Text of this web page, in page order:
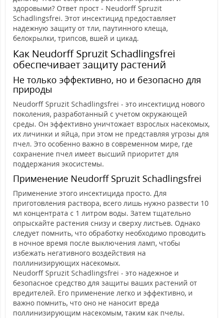
здоровыми? Ответ прост - Neudorff Spruzit
Schadlingsfrei. Этот инсектицид предоставляет
надежную защиту от тли, паутинного клеща,
белокрылки, трипсов, вшей и цикад.
Как Neudorff Spruzit Schadlingsfrei
обеспечивает защиту растений
Не только эффективно, но и безопасно для
природы
Neudorff Spruzit Schadlingsfrei - это инсектицид нового
поколения, разработанный с учетом окружающей
среды. Он эффективно уничтожает взрослых насекомых,
их личинки и яйца, при этом не представляя угрозы для
пчел. Это особенно важно в современном мире, где
сохранение пчел имеет высший приоритет для
поддержания экосистемы.
Применение Neudorff Spruzit Schadlingsfrei
Применение этого инсектицида просто. Для
приготовления раствора, всего лишь нужно развести 10
мл концентрата с 1 литром воды. Затем тщательно
опрыскайте растения снизу и сверху листьев. Однако
следует помнить, что обработку необходимо проводить
в ночное время после выключения ламп, чтобы
избежать негативного воздействия на
поллинизирующих насекомых.
Neudorff Spruzit Schadlingsfrei - это надежное и
безопасное средство для защиты ваших растений от
вредителей. Его применение легко и эффективно, и
важно помнить, что оно не наносит вреда
поллинизирующим насекомым, таким как пчелы.